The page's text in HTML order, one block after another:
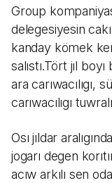
Group
delegesiyesin
kanday kömek
salıstı.Tört jıl
ara carıwacılıgı,
carıwacılıgı
Osı jıldar
jogarı degen
acıw arkılı sen